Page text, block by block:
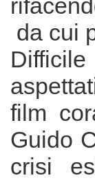
da cui
film
Guido
crisi